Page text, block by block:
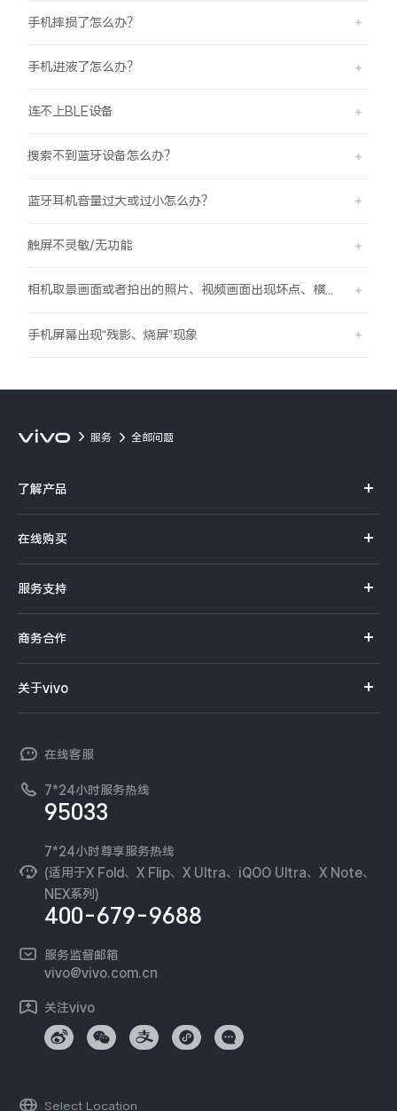
手机摔损了怎么办？
手机进液了怎么办？
连不上BLE设备
搜索不到蓝牙设备怎么办？
蓝牙耳机音量过大或过小怎么办？
触屏不灵敏/无功能
相机取景画面或者拍出的照片、视频画面出现坏点、横线、竖线的现象
手机屏幕出现“残影、烧屏”现象
服务 全部问题
了解产品
Y系列
iQOO手机
NEX系列
在线购买
选购配件
订单查询
服务支持
查找手机
环保回收
安全公告
服务隐私政策
Log还原LUTs下载
vivo 办公套件
商务合作
vivo 企业业务
廉正合规
国补营业执照
无线电发射设备销售备案
关于vivo
工作机会
新闻资讯
可持续发展
vivo 蔡司影像
开发者社区
在线客服
7*24小时服务热线
95033
7*24小时尊享服务热线
(适用于X Fold、X Flip、X Ultra、iQOO Ultra、X Note、
NEX系列)
400-679-9688
服务监督邮箱
vivo@vivo.com.cn
关注vivo
Select Location